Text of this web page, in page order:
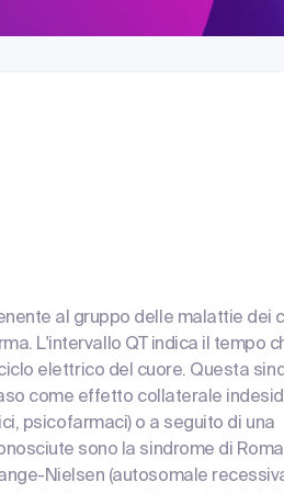
al gruppo delle malattie dei
L'intervallo QT indica il tempo
elettrico del cuore. Questa
come effetto collaterale
psicofarmaci) o a seguito di una
sono la sindrome di
Nielsen (autosomale